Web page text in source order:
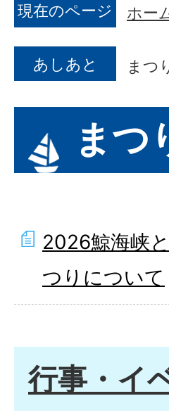
現在のページ ホー
あしあと まつ
まつ
2026鯨海峡
つりについて
行事・イ